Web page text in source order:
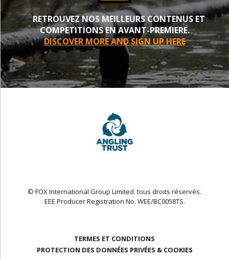
RETROUVEZ NOS MEILLEURS CONTENUS ET
COMPETITIONS EN AVANT-PREMIERE.
DISCOVER MORE AND SIGN UP HERE
© FOX International Group Limited. tous droits réservés.
EEE Producer Registration No. WEE/BC0058TS.
TERMES ET CONDITIONS
PROTECTION DES DONNÉES PRIVÉES & COOKIES